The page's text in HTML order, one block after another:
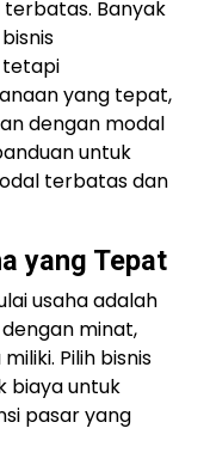
Banyak
tetapi
yang tepat,
dengan modal
untuk
terbatas dan
yang Tepat
usaha adalah
minat,
Pilih bisnis
biaya untuk
pasar yang